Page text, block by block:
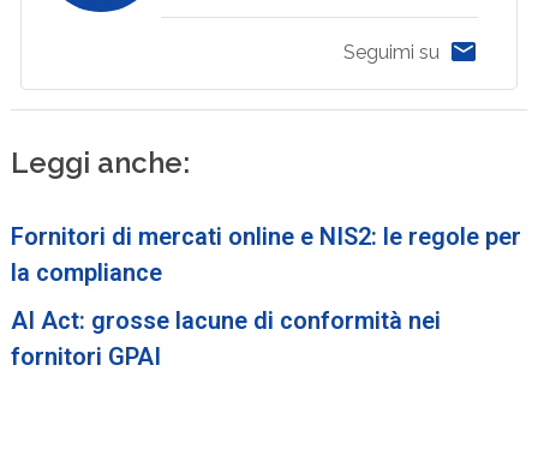
Seguimi su
Leggi anche:
Fornitori di mercati online e NIS2: le regole per
la compliance
AI Act: grosse lacune di conformità nei
fornitori GPAI